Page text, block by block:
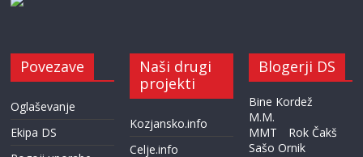
Povezave
Oglaševanje
Ekipa DS
Naši drugi
projekti
Kozjansko.info
Celje.info
Blogerji DS
Bine Kordež
M.M.
MMT
Rok Čakš
Sašo Ornik